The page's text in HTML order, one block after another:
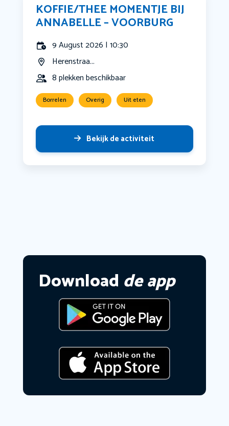
KOFFIE/THEE MOMENTJE BIJ
ANNABELLE – VOORBURG
9 August 2026 | 10:30
Herenstraa...
8 plekken beschikbaar
Borrelen Overig Uit eten
Bekijk de activiteit
Download de app